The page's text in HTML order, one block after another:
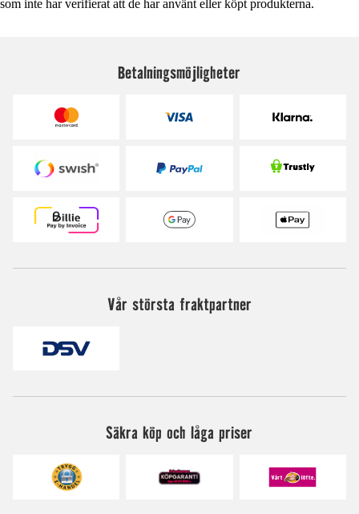
som inte har verifierat att de har använt eller köpt produkterna.
Betalningsmöjligheter
Vår största fraktpartner
Säkra köp och låga priser